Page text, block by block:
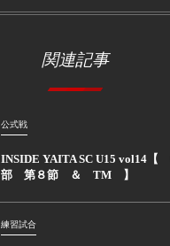
関連記事
公式戦
INSIDE YAITA SC U15 vol14【
部 第８節 ＆ TM 】
練習試合